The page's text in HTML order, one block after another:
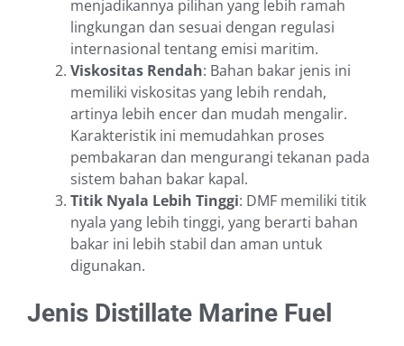
menjadikannya pilihan yang lebih ramah
lingkungan dan sesuai dengan regulasi
internasional tentang emisi maritim.
Viskositas Rendah: Bahan bakar jenis ini
memiliki viskositas yang lebih rendah,
artinya lebih encer dan mudah mengalir.
Karakteristik ini memudahkan proses
pembakaran dan mengurangi tekanan pada
sistem bahan bakar kapal.
Titik Nyala Lebih Tinggi: DMF memiliki titik
nyala yang lebih tinggi, yang berarti bahan
bakar ini lebih stabil dan aman untuk
digunakan.
Jenis Distillate Marine Fuel